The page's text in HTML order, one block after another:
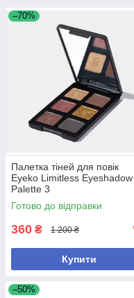
–70%
Палетка тіней для повік
Eyeko Limitless Eyeshadow
Palette 3
Готово до відправки
360 ₴ 1 200 ₴
Купити
–50%